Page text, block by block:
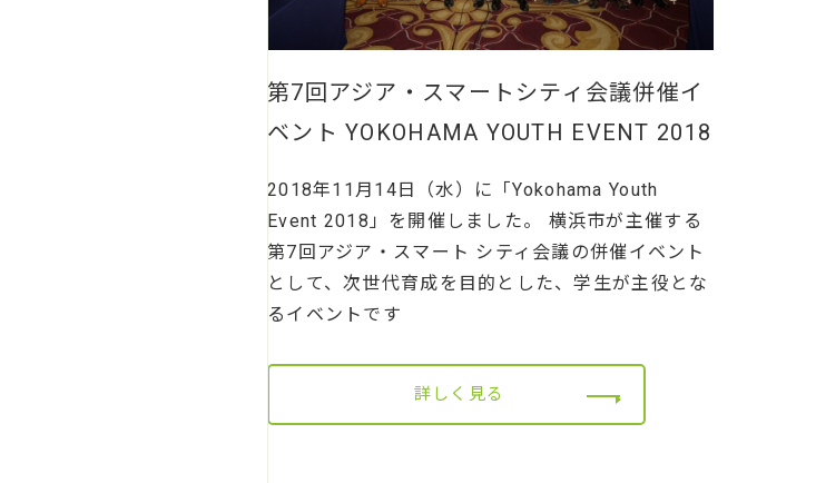
第7回アジア・スマートシティ会議併催イ
ベント YOKOHAMA YOUTH EVENT 2018
2018年11月14日（水）に「Yokohama Youth
Event 2018」を開催しました。 横浜市が主催する
第7回アジア・スマート シティ会議の併催イベント
として、次世代育成を目的とした、学生が主役とな
るイベントです
詳しく見る